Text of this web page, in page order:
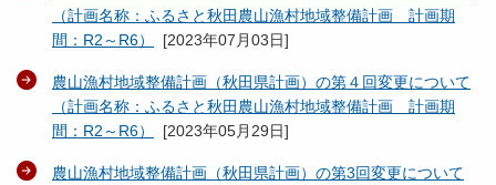
（計画名称：ふるさと秋田農山漁村地域整備計画 計画期
間：R2～R6）
[2023年07月03日]
農山漁村地域整備計画（秋田県計画）の第４回変更について
（計画名称：ふるさと秋田農山漁村地域整備計画 計画期
間：R2～R6）
[2023年05月29日]
農山漁村地域整備計画（秋田県計画）の第3回変更について